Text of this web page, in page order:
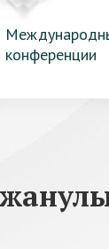
конференции